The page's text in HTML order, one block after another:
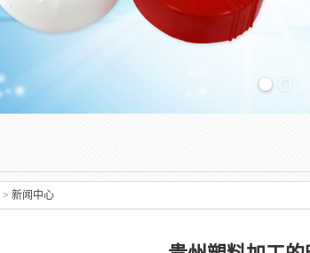
> 新闻中心